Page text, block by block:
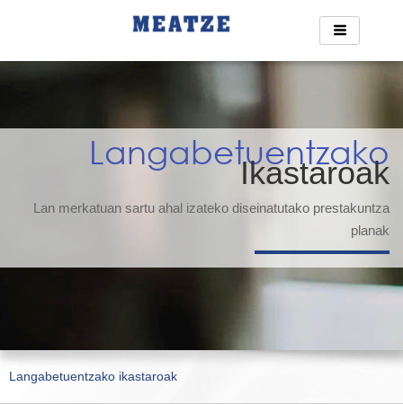
Langabetuentzako
Ikastaroak
Lan merkatuan sartu ahal izateko diseinatutako prestakuntza
planak
Langabetuentzako ikastaroak